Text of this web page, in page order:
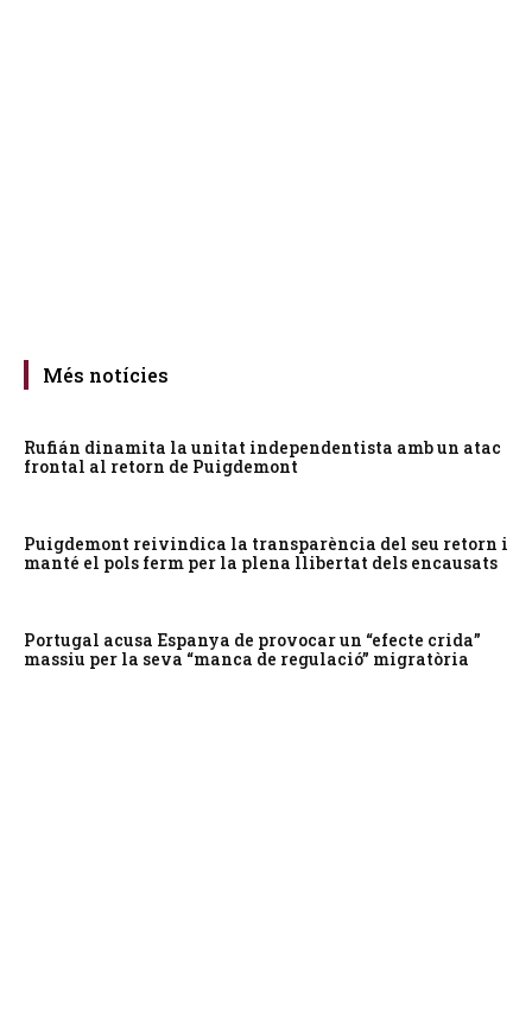
Més notícies
Rufián dinamita la unitat independentista amb un atac
frontal al retorn de Puigdemont
Puigdemont reivindica la transparència del seu retorn i
manté el pols ferm per la plena llibertat dels encausats
Portugal acusa Espanya de provocar un “efecte crida”
massiu per la seva “manca de regulació” migratòria